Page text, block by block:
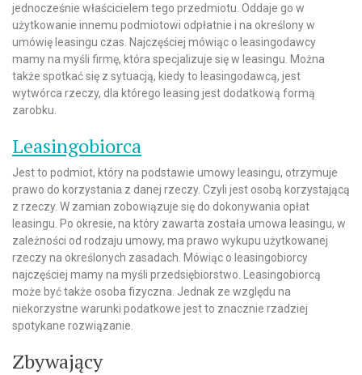
jednocześnie właścicielem tego przedmiotu. Oddaje go w
użytkowanie innemu podmiotowi odpłatnie i na określony w
umówię leasingu czas. Najczęściej mówiąc o leasingodawcy
mamy na myśli firmę, która specjalizuje się w leasingu. Można
także spotkać się z sytuacją, kiedy to leasingodawcą, jest
wytwórca rzeczy, dla którego leasing jest dodatkową formą
zarobku.
Leasingobiorca
Jest to podmiot, który na podstawie umowy leasingu, otrzymuje
prawo do korzystania z danej rzeczy. Czyli jest osobą korzystającą
z rzeczy. W zamian zobowiązuje się do dokonywania opłat
leasingu. Po okresie, na który zawarta została umowa leasingu, w
zależności od rodzaju umowy, ma prawo wykupu użytkowanej
rzeczy na określonych zasadach. Mówiąc o leasingobiorcy
najczęściej mamy na myśli przedsiębiorstwo. Leasingobiorcą
może być także osoba fizyczna. Jednak ze względu na
niekorzystne warunki podatkowe jest to znacznie rzadziej
spotykane rozwiązanie.
Zbywający